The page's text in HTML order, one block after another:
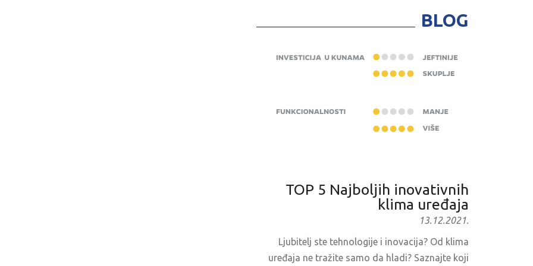
BLOG
TOP 5 Najboljih inovativnih
klima uređaja
13.12.2021.
Ljubitelj ste tehnologije i inovacija? Od klima
uređaja ne tražite samo da hladi? Saznajte koji